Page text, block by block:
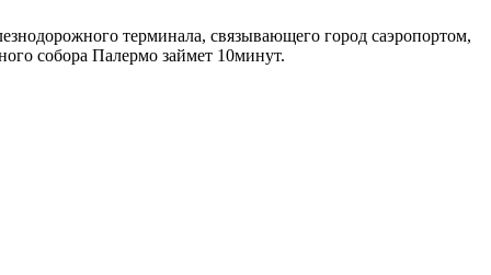
терминала, связывающего город саэропортом,
собора Палермо займет 10минут.